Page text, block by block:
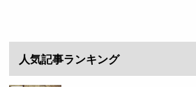
人気記事ランキング